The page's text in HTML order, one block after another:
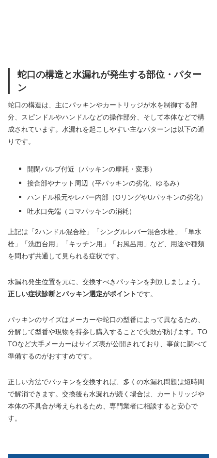
蛇口の構造と水漏れが発生する部位・パター
ン
蛇口の構造は、主にパッキンやカートリッジが水を制御する部
分、スピンドルやハンドルなどの操作部分、そして本体などで構
成されています。水漏れを起こしやすい主なパターンは以下の通
りです。
開閉バルブ付近（パッキンの摩耗・変形）
接合部やナット周辺（平パッキンの劣化、ゆるみ）
ハンドル根元やレバー内部（OリングやUパッキンの劣化）
吐水口先端（コマパッキンの消耗）
上記は「2ハンドル混合栓」「シングルレバー混合水栓」「単水
栓」「洗面台用」「キッチン用」「お風呂用」など、用途や種類
を問わず共通して見られる症状です。
水漏れ発生位置を元に、交換すべきパッキンを判別しましょう。
正しい症状診断とパッキン選定がポイントです。
パッキンのサイズはメーカーや蛇口の型番によって異なるため、
分解して型番や現物を持参し購入することで失敗が防げます。TO
TOなど大手メーカーはサイズ表が公開されており、事前に調べて
準備するのがおすすめです。
正しい方法でパッキンを交換すれば、多くの水漏れ問題は短時間
で解消できます。交換後も水漏れが続く場合は、カートリッジや
本体の不具合が考えられるため、専門業者に相談すると安心で
す。